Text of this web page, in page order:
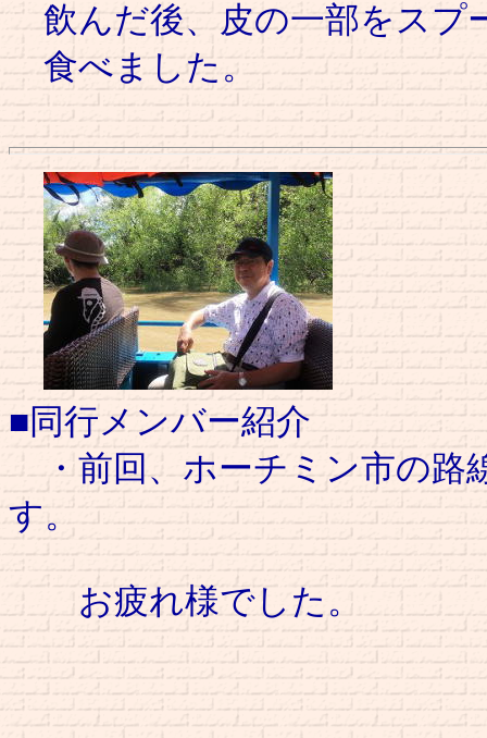
飲んだ後、皮の一部をスプ
食べました。
■同行メンバー紹介
・前回、ホーチミン市の路
す。
お疲れ様でした。